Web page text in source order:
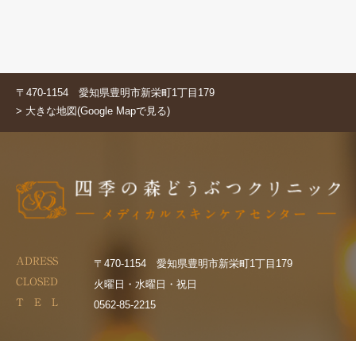
〒470-1154 愛知県豊明市新栄町1丁目179
> 大きな地図(Google Mapで見る)
ADRESS 〒470-1154 愛知県豊明市新栄町1丁目179
CLOSED 火曜日・水曜日・祝日
T E L 0562-85-2215